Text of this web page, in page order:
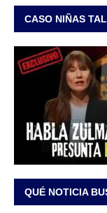
CASO NIÑAS
QUÉ NOTICIA